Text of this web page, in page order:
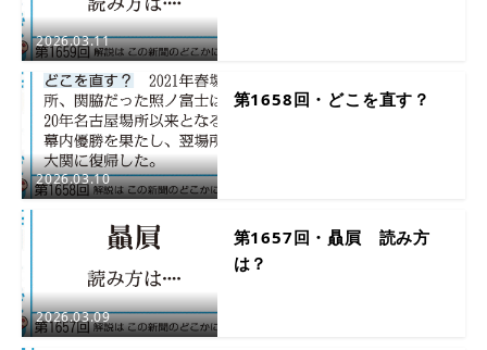
2026.03.11
2026.03.10
第1658回・どこを直す？
2026.03.09
第1657回・贔屓 読み方
は？